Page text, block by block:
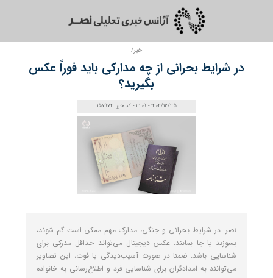
خبر/
در شرایط بحرانی از چه مدارکی باید فوراً عکس
بگیرید؟
1404/12/25 - 21:09 - کد خبر: 157974
نصر: در شرایط بحرانی و جنگی، مدارک مهم ممکن است گم شوند،
بسوزند یا جا بمانند. عکس دیجیتال می‌تواند حداقل مدرکی برای
شناسایی باشد. ضمنا در صورت آسیب‌دیدگی یا فوت، این تصاویر
می‌توانند به امدادگران برای شناسایی فرد و اطلاع‌رسانی به خانواده